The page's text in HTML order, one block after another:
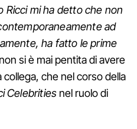
Ricci mi ha detto che non
ad
ha fatto le prime
si è mai pentita di avere
che nel corso della
Celebrities nel ruolo di